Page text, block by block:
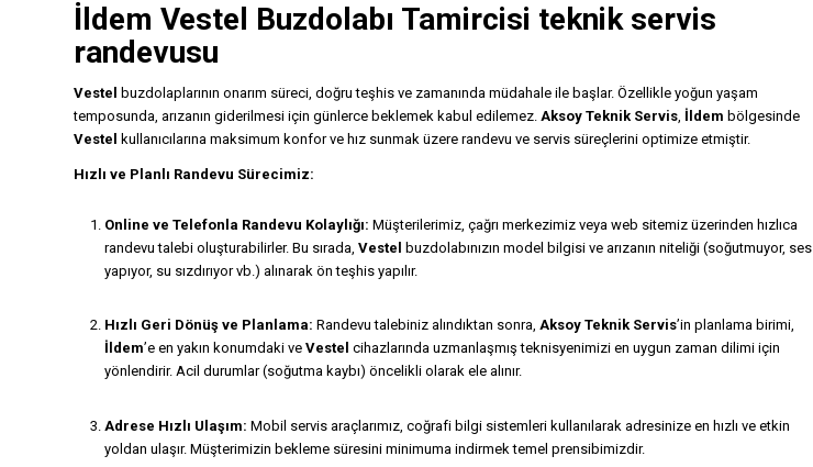
İldem Vestel Buzdolabı Tamircisi teknik servis
randevusu
Vestel
buzdolaplarının onarım süreci, doğru teşhis ve zamanında müdahale ile başlar. Özellikle yoğun yaşam
temposunda, arızanın giderilmesi için günlerce beklemek kabul edilemez. Aksoy Teknik Servis, İldem bölgesinde
Vestel
kullanıcılarına maksimum konfor ve hız sunmak üzere randevu ve servis süreçlerini optimize etmiştir.
Hızlı ve Planlı Randevu Sürecimiz:
Online ve Telefonla Randevu Kolaylığı: Müşterilerimiz, çağrı merkezimiz veya web sitemiz üzerinden hızlıca
randevu talebi oluşturabilirler. Bu sırada, Vestel
buzdolabınızın model bilgisi ve arızanın niteliği (soğutmuyor, ses
yapıyor, su sızdırıyor vb.) alınarak ön teşhis yapılır.
Hızlı Geri Dönüş ve Planlama: Randevu talebiniz alındıktan sonra, Aksoy Teknik Servis’in planlama birimi,
İldem’e en yakın konumdaki ve Vestel cihazlarında uzmanlaşmış teknisyenimizi en uygun zaman dilimi için
yönlendirir. Acil durumlar (soğutma kaybı) öncelikli olarak ele alınır.
Adrese Hızlı Ulaşım: Mobil servis araçlarımız, coğrafi bilgi sistemleri kullanılarak adresinize en hızlı ve etkin
yoldan ulaşır. Müşterimizin bekleme süresini minimuma indirmek temel prensibimizdir.